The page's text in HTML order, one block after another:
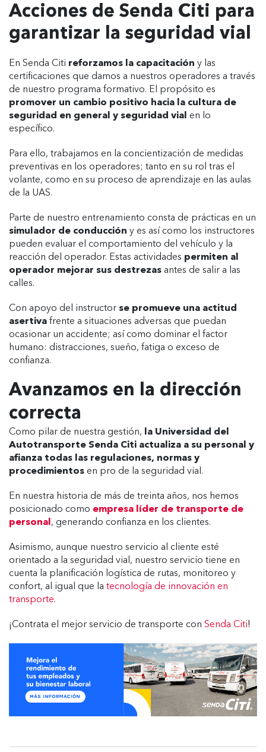
Acciones de Senda Citi para
garantizar la seguridad vial
En Senda Citi reforzamos la capacitación y las
certificaciones que damos a nuestros operadores a través
de nuestro programa formativo. El propósito es
promover un cambio positivo hacia la cultura de
seguridad en general y seguridad vial en lo
específico.
Para ello, trabajamos en la concientización de medidas
preventivas en los operadores; tanto en su rol tras el
volante, como en su proceso de aprendizaje en las aulas
de la UAS.
Parte de nuestro entrenamiento consta de prácticas en un
simulador de conducción y es así como los instructores
pueden evaluar el comportamiento del vehículo y la
reacción del operador. Estas actividades permiten al
operador mejorar sus destrezas antes de salir a las
calles.
Con apoyo del instructor se promueve una actitud
asertiva frente a situaciones adversas que puedan
ocasionar un accidente; así como dominar el factor
humano: distracciones, sueño, fatiga o exceso de
confianza.
Avanzamos en la dirección
correcta
Como pilar de nuestra gestión,
la Universidad del
Autotransporte Senda Citi actualiza a su personal y
afianza todas las regulaciones, normas y
procedimientos en pro de la seguridad vial.
En nuestra historia de más de treinta años, nos hemos
posicionado como empresa líder de transporte de
personal , generando confianza en los clientes.
Asimismo, aunque nuestro servicio al cliente esté
orientado a la seguridad vial, nuestro servicio tiene en
cuenta la planificación logística de rutas, monitoreo y
confort, al igual que la tecnología de innovación en
transporte.
¡Contrata el mejor servicio de transporte con Senda Citi!